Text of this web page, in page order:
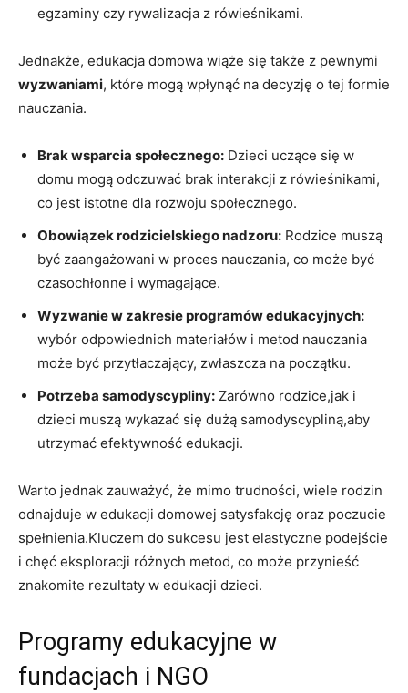
egzaminy⁢ czy rywalizacja z rówieśnikami.
Jednakże, edukacja domowa wiąże się ⁣także z ⁣pewnymi
wyzwaniami, ​które mogą wpłynąć na decyzję o tej‌ formie
nauczania.
Brak wsparcia społecznego: Dzieci ⁢uczące się w
domu mogą odczuwać brak interakcji z rówieśnikami,
⁢co jest istotne‍ dla rozwoju⁤ społecznego.
Obowiązek ⁢rodzicielskiego nadzoru: Rodzice ​muszą
być zaangażowani w proces nauczania, co może być ​
czasochłonne i ‌wymagające.
Wyzwanie w zakresie programów edukacyjnych:
‌wybór odpowiednich materiałów i‌ metod nauczania
może być przytłaczający, ⁢zwłaszcza na początku.
Potrzeba samodyscypliny: Zarówno rodzice,jak i
dzieci muszą wykazać się dużą samodyscypliną,aby
utrzymać efektywność edukacji.
Warto ⁢jednak zauważyć, że mimo trudności, wiele rodzin
odnajduje w edukacji domowej satysfakcję oraz poczucie
spełnienia.Kluczem do‌ sukcesu‌ jest elastyczne⁣ podejście
i‌ chęć eksploracji różnych metod, co może ‍przynieść
⁤znakomite rezultaty w edukacji dzieci.
Programy edukacyjne ⁤w
fundacjach i NGO